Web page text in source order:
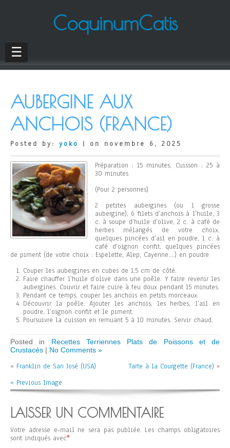
CoquinumCatis
☰
AUBERGINE AUX
ANCHOIS (FRANCE)
Posted by: yoko | on novembre 6, 2025
Préparation : 15 minutes, Cuisson : 25 à
30 minutes
(Pour 2 personnes)
2 petites aubergines (ou 1 grosse
aubergine), 6 filets d’anchois à l’huile, 3
c. à soupe d’huile d’olive, 2 c. à café de
herbes mélangés de votre choix,
quelques pincées d’ail en poudre, 1 c. à
café d’oignon confit, quelques pincées
de piment (de votre choix : Espelette, Alep, Cayenne….) en poudre
Couper les aubergines en cubes de 1,5 cm de côté.
Faire chauffer l’huile d’olive dans une poêle. Y faire revenir les
aubergines. Couvrir et faire cuire à feu doux pendant 15 minutes.
Pendant ce temps, couper les anchois en petits morceaux.
Découvrir la poêle. Ajouter les anchois, les herbes, l’ail en
poudre, l’oignon confit et le piment.
Poursuivre la cuisson en remuant 5 à 10 minutes. Servir chaud.
Posted in Recettes Terriennes Plats de Poissons et de
Crustacés | No Comments »
« Franklin de San José (USA) Tarte à la Courgette (France) »
« Previous Image
LAISSER UN COMMENTAIRE
Votre adresse e-mail ne sera pas publiée. Les champs obligatoires
sont indiqués avec*